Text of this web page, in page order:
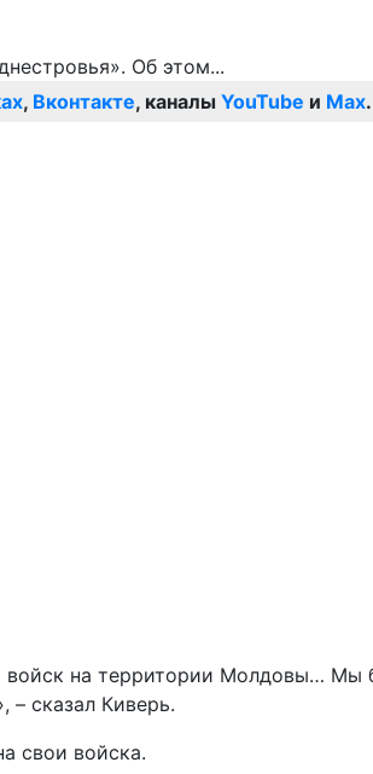
, Вконтакте, каналы YouTube и Max.
на территории Молдовы… Мы
– сказал Киверь.
свои войска.